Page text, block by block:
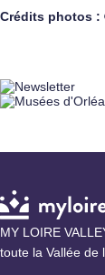
Crédits photos :
MY LOIRE
toute la Vallée de